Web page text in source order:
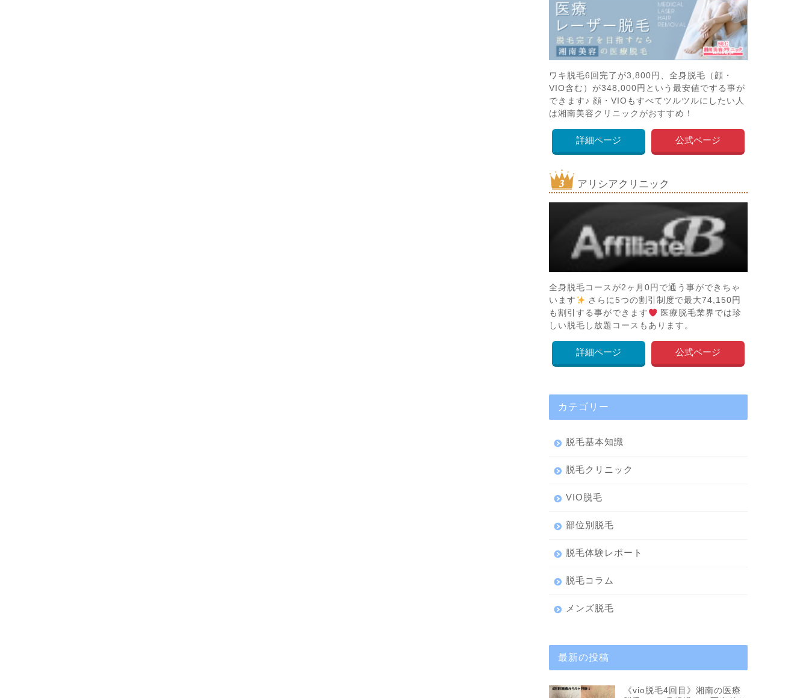
ワキ脱毛6回完了が3,800円、全身脱毛（顔・
VIO含む）が348,000円という最安値でする事が
できます♪ 顔・VIOもすべてツルツルにしたい人
は湘南美容クリニックがおすすめ！
詳細ページ 公式ページ
アリシアクリニック
全身脱毛コースが2ヶ月0円で通う事ができちゃ
います
さらに5つの割引制度で最大74,150円
も割引する事ができます
医療脱毛業界では珍
しい脱毛し放題コースもあります。
詳細ページ 公式ページ
カテゴリー
脱毛基本知識
脱毛クリニック
VIO脱毛
部位別脱毛
脱毛体験レポート
脱毛コラム
メンズ脱毛
最新の投稿
《vio脱毛4回目》湘南の医療